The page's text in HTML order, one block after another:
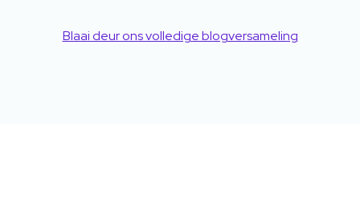
Blaai deur ons volledige blogversameling